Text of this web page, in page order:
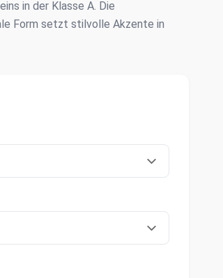
in der Klasse A. Die
Form setzt stilvolle Akzente in